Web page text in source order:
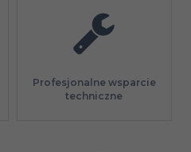
Profesjonalne wsparcie
techniczne